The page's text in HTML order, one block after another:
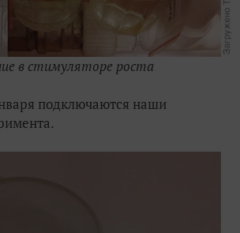
в стимуляторе роста
подключаются наши